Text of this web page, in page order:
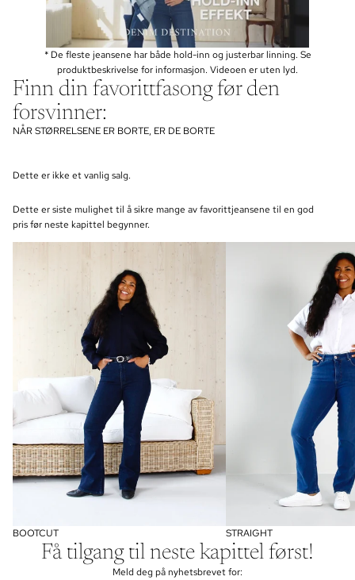
* De fleste jeansene har både hold-inn og justerbar linning. Se
produktbeskrivelse for informasjon. Videoen er uten lyd.
Finn din favorittfasong før den
forsvinner:
NÅR STØRRELSENE ER BORTE, ER DE BORTE
Dette er ikke et vanlig salg.
Dette er siste mulighet til å sikre mange av favorittjeansene til en god
pris før neste kapittel begynner.
BOOTCUT STRAIGHT
Få tilgang til neste kapittel først!
Meld deg på nyhetsbrevet for: